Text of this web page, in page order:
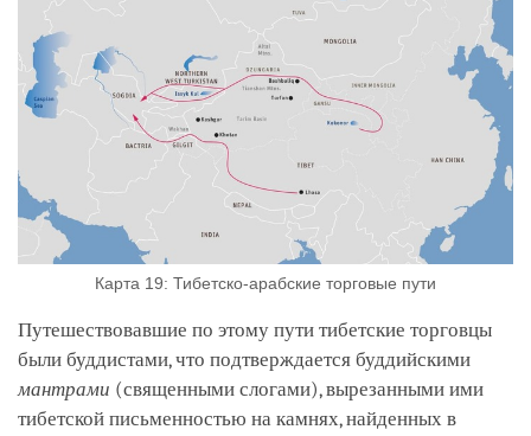
Карта 19: Тибетско-арабские торговые пути
Путешествовавшие по этому пути тибетские торговцы
были буддистами, что подтверждается буддийскими
мантрами (священными слогами), вырезанными ими
тибетской письменностью на камнях, найденных в